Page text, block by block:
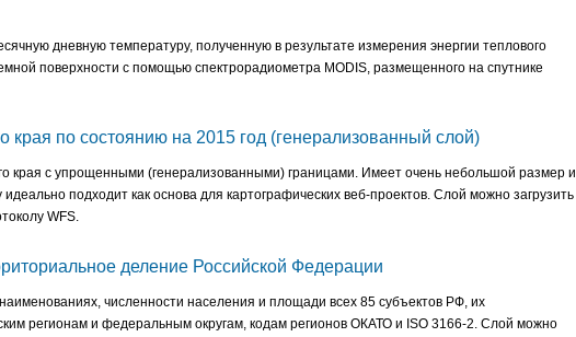
дневную температуру, полученную в результате измерения энергии теплового
поверхности с помощью спектрорадиометра MODIS, размещенного на спутнике
края по состоянию на 2015 год (генерализованный слой)
края с упрощенными (генерализованными) границами. Имеет очень небольшой размер и
подходит как основа для картографических веб-проектов. Слой можно загрузить
WFS.
деление Российской Федерации
численности населения и площади всех 85 субъектов РФ, их
регионам и федеральным округам, кодам регионов ОКАТО и ISO 3166-2. Слой можно